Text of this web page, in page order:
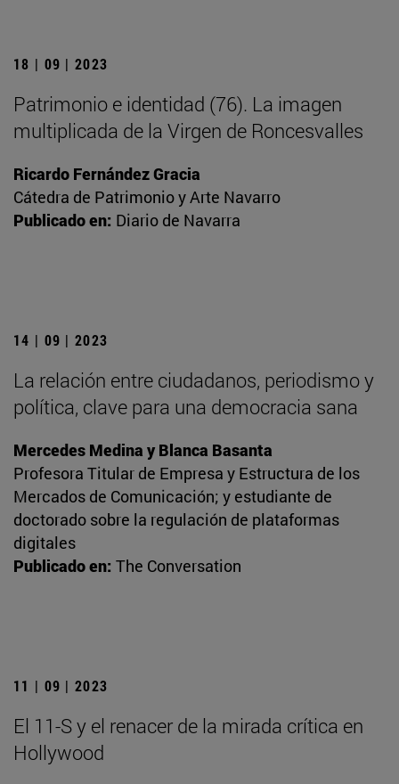
18 | 09 | 2023
Patrimonio e identidad (76). La imagen
multiplicada de la Virgen de Roncesvalles
Ricardo Fernández Gracia
Cátedra de Patrimonio y Arte Navarro
Publicado en: Diario de Navarra
14 | 09 | 2023
La relación entre ciudadanos, periodismo y
política, clave para una democracia sana
Mercedes Medina y Blanca Basanta
Profesora Titular de Empresa y Estructura de los
Mercados de Comunicación; y estudiante de
doctorado sobre la regulación de plataformas
digitales
Publicado en: The Conversation
11 | 09 | 2023
El 11-S y el renacer de la mirada crítica en
Hollywood